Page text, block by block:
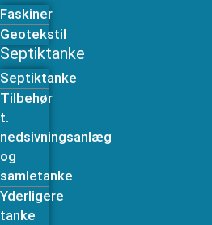
Faskiner
Geotekstil
Septiktanke
Septiktanke
Tilbehør
t.
nedsivningsanlæg
og
samletanke
Yderligere
tanke